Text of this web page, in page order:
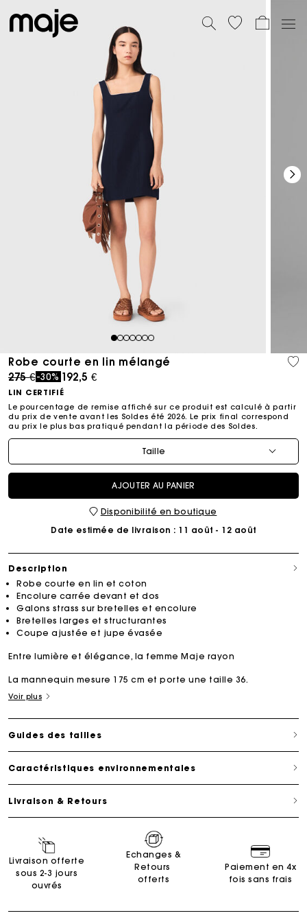
1234567
Robe courte en lin mélangé
Price reduced from
275 €to
-30% 192,5 €
LIN CERTIFIÉ
Le pourcentage de remise affiché sur ce produit est calculé à partir
du prix de vente avant les Soldes été 2026. Le prix final correspond
au prix le plus bas pratiqué pendant la période des Soldes.​
Taille
AJOUTER AU PANIER
Disponibilité en boutique
Date estimée de livraison : 11 août - 12 août
Description
Robe courte en lin et coton
Encolure carrée devant et dos
Galons strass sur bretelles et encolure
Bretelles larges et structurantes
Coupe ajustée et jupe évasée
Entre lumière et élégance, la femme Maje rayon
La mannequin mesure 175 cm et porte une taille 36.
Voir plus
Guides des tailles
Caractéristiques environnementales
Livraison & Retours
Livraison offerte
sous 2-3 jours
ouvrés
Echanges &
Retours
offerts
Paiement en 4x
fois sans frais